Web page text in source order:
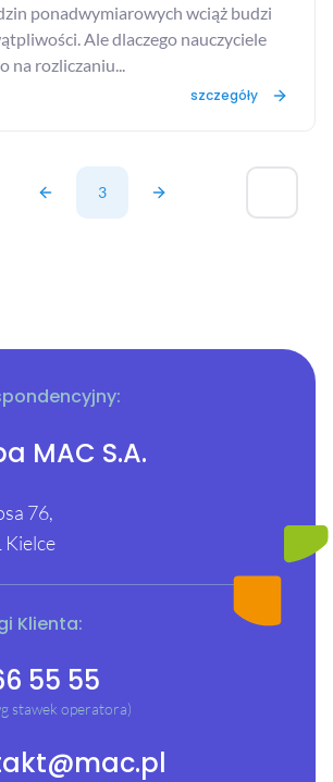
ponadwymiarowych wciąż budzi
Ale dlaczego nauczyciele
rozliczaniu...
szczegóły
3
MAC S.A.
76,
Kielce
Klienta:
55 55
stawek operatora)